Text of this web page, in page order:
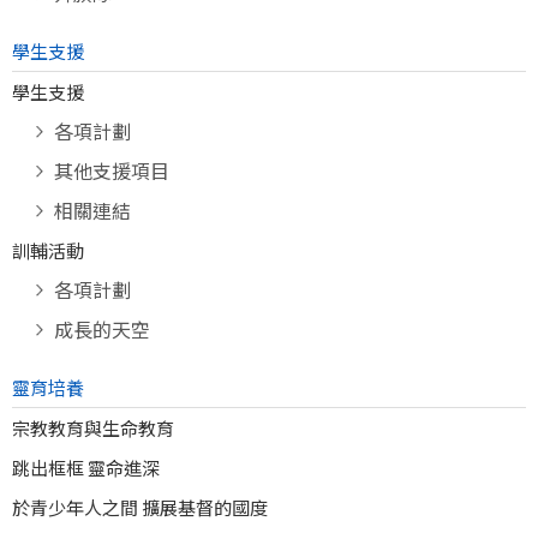
學生支援
學生支援
各項計劃
其他支援項目
相關連結
訓輔活動
各項計劃
成長的天空
靈育培養
宗教教育與生命教育
跳出框框 靈命進深
於青少年人之間 擴展基督的國度